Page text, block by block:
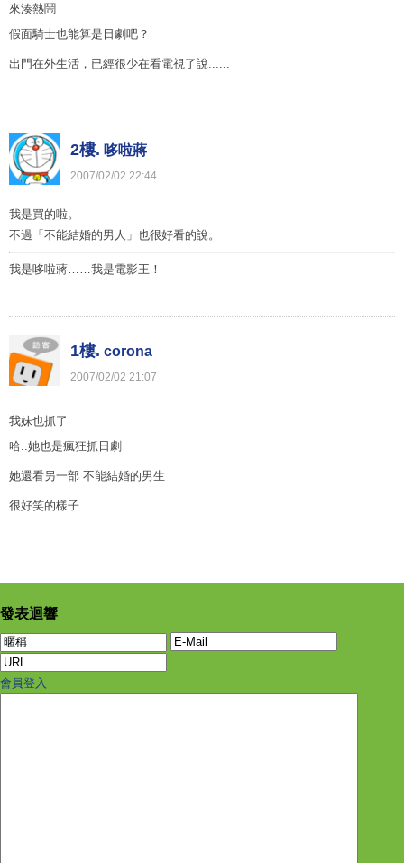
來湊熱鬧
假面騎士也能算是日劇吧？
出門在外生活，已經很少在看電視了說......
2樓. 哆啦蔣
2007/02/02 22:44
我是買的啦。
不過「不能結婚的男人」也很好看的說。
我是哆啦蔣……我是電影王！
1樓. corona
2007/02/02 21:07
我妹也抓了
哈..她也是瘋狂抓日劇
她還看另一部 不能結婚的男生
很好笑的樣子
發表迴響
會員登入